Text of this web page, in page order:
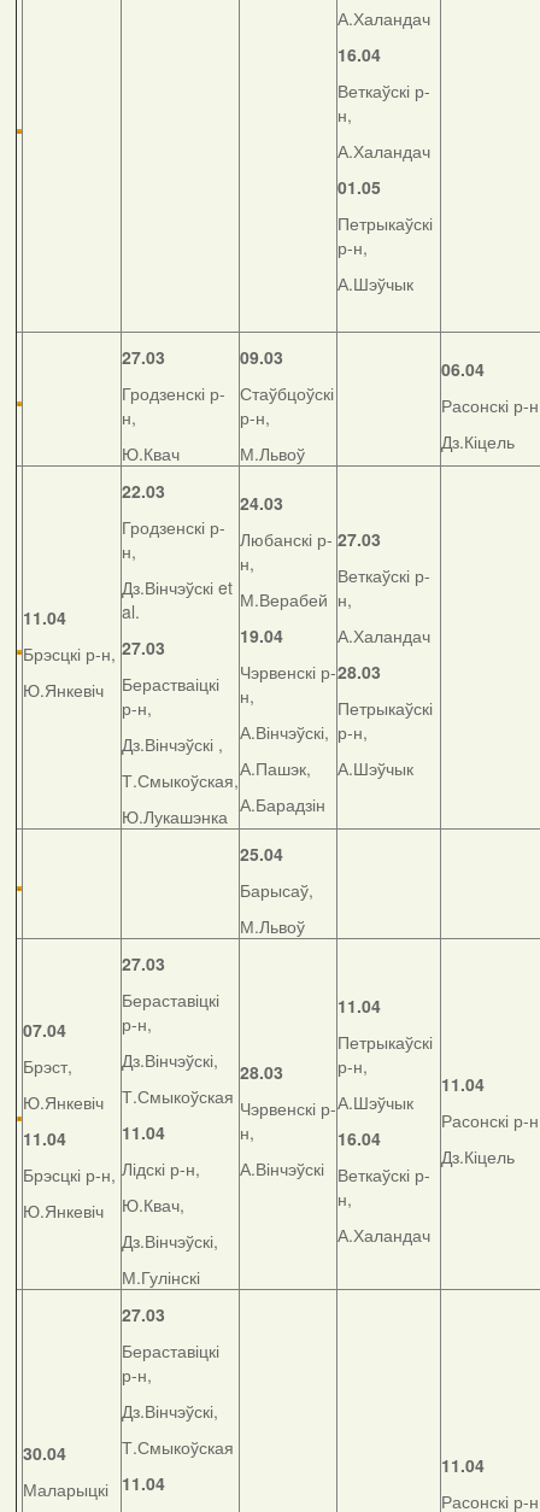
А.Халандач
16.04
Веткаўскі р-
н,
А.Халандач
01.05
Петрыкаўскі
р-н,
А.Шэўчык
27.03
Гродзенскі р-
н,
Ю.Квач
09.03
Стаўбцоўскі
р-н,
М.Львоў
06.04
Расонскі р-
Дз.Кіцель
11.04
Брэсцкі р-н,
Ю.Янкевіч
22.03
Гродзенскі р-
н,
Дз.Вінчэўскі et
al.
27.03
Берастваіцкі
р-н,
Дз.Вінчэўскі ,
Т.Смыкоўская,
Ю.Лукашэнка
24.03
Любанскі р-
н,
М.Верабей
19.04
Чэрвенскі р-
н,
А.Вінчэўскі,
А.Пашэк,
А.Барадзін
27.03
Веткаўскі р-
н,
А.Халандач
28.03
Петрыкаўскі
р-н,
А.Шэўчык
25.04
Барысаў,
М.Львоў
07.04
Брэст,
Ю.Янкевіч
11.04
Брэсцкі р-н,
Ю.Янкевіч
27.03
Бераставіцкі
р-н,
Дз.Вінчэўскі,
Т.Смыкоўская
11.04
Лідскі р-н,
Ю.Квач,
Дз.Вінчэўскі,
М.Гулінскі
28.03
Чэрвенскі р-
н,
А.Вінчэўскі
11.04
Петрыкаўскі
р-н,
А.Шэўчык
16.04
Веткаўскі р-
н,
А.Халандач
11.04
Расонскі р-
Дз.Кіцель
30.04
Маларыцкі
27.03
Бераставіцкі
р-н,
Дз.Вінчэўскі,
Т.Смыкоўская
11.04
11.04
Расонскі р-